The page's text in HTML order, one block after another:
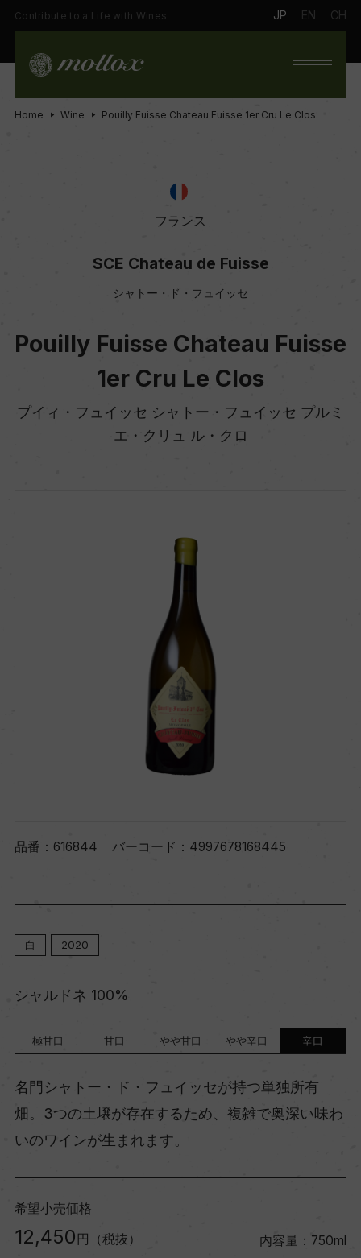
Contribute to a Life with Wines. JP EN CH
Home Wine Pouilly Fuisse Chateau Fuisse 1er Cru Le Clos
フランス
SCE Chateau de Fuisse
シャトー・ド・フュイッセ
Pouilly Fuisse Chateau Fuisse
1er Cru Le Clos
プイィ・フュイッセ シャトー・フュイッセ プルミ
エ・クリュ ル・クロ
品番： 616844 バーコード： 4997678168445
白 2020
シャルドネ 100%
極甘口 甘口 やや甘口 やや辛口 辛口
名門シャトー・ド・フュイッセが持つ単独所有
畑。3つの土壌が存在するため、複雑で奥深い味わ
いのワインが生まれます。
希望小売価格
12,450 円（税抜） 内容量：750ml